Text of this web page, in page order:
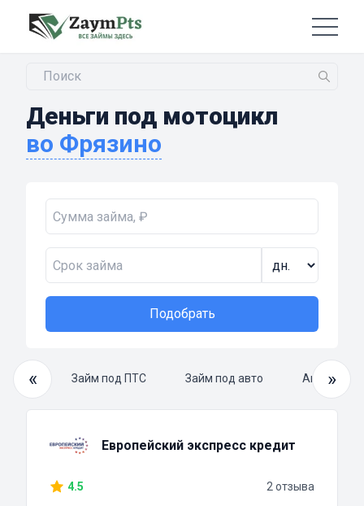
Деньги под мотоцикл
во Фрязино
Подобрать
«
займ Займ под ПТС Займ под авто »
Европейский экспресс кредит
4.5 2 отзыва